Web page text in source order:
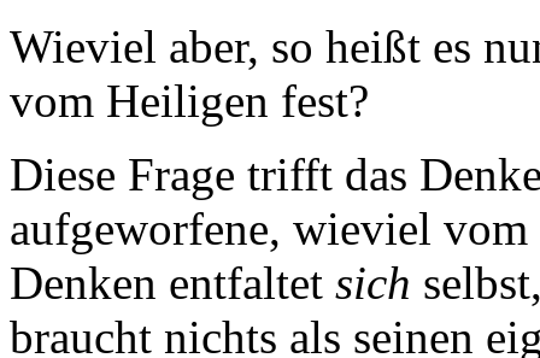
Wieviel aber, so heißt es
vom Heiligen fest?
Diese Frage trifft das
aufgeworfene, wieviel
Denken entfaltet sich
braucht nichts als seinen